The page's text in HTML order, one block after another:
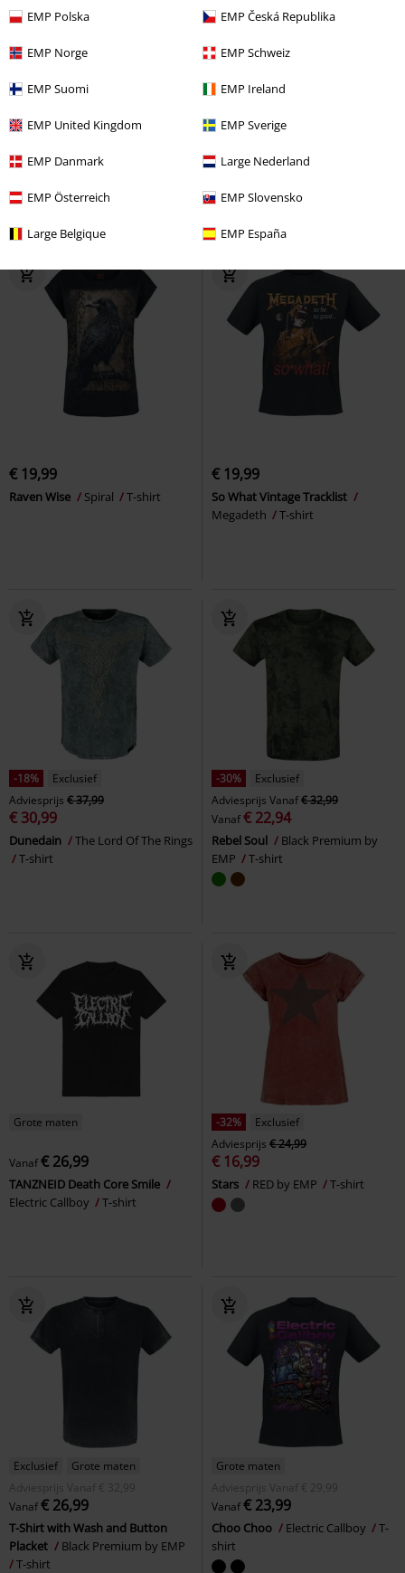
EMP Polska EMP Česká Republika
EMP Norge EMP Schweiz
EMP Suomi EMP Ireland
EMP United Kingdom EMP Sverige
EMP Danmark Large Nederland
EMP Österreich EMP Slovensko
Large Belgique EMP España
Exclusief Grote maten
€ 19,99
Death Metal Unicorn
Metal Unicorn
T-shirt
€ 43,99
Grand Bend
€ 19,99
Raven Wise Spiral T-shirt
€ 19,99
So What Vintage Tracklist
Megadeth
T-shirt
-18%
Exclusief
Adviesprijs € 37,99
€ 30,99
Dunedain
The Lord Of The Rings
T-shirt
-30%
Exclusief
Adviesprijs Vanaf€ 32,99
Vanaf€ 22,94
Rebel Soul
Black Premium by
EMP
T-shirt
Grote maten
Vanaf€ 26,99
TANZNEID Death Core Smile
Electric Callboy
T-shirt
-32%
Exclusief
Adviesprijs € 24,99
€ 16,99
Stars RED by EMP T-shirt
Exclusief
Grote maten
Adviesprijs
Vanaf € 32,99
Vanaf€ 26,99
T-Shirt with Wash and Button
Placket
Black Premium by EMP
T-shirt
Grote maten
Adviesprijs
Vanaf € 29,99
Vanaf€ 23,99
Choo Choo Electric Callboy
T-
shirt